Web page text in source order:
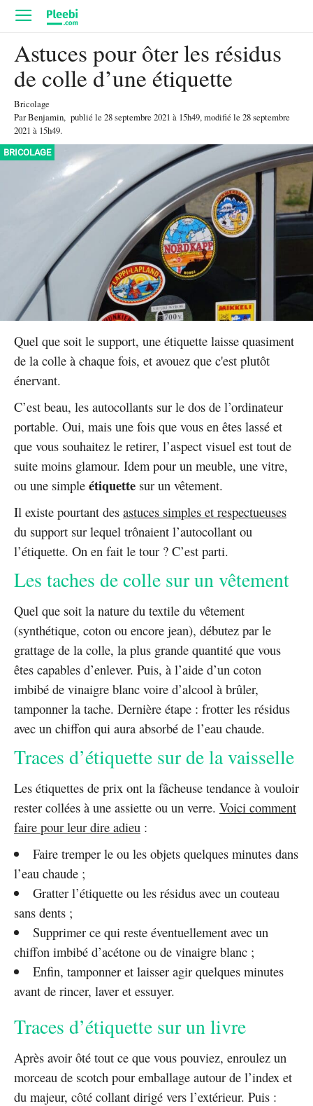
Astuces pour ôter les résidus
de colle d’une étiquette
Bricolage
ParBenjamin, publié le 28 septembre 2021 à 15h49, modifié le 28 septembre
2021 à 15h49.
BRICOLAGE
Quel que soit le support, une étiquette laisse quasiment
de la colle à chaque fois, et avouez que c'est plutôt
énervant.
C’est beau, les autocollants sur le dos de l’ordinateur
portable. Oui, mais une fois que vous en êtes lassé et
que vous souhaitez le retirer, l’aspect visuel est tout de
suite moins glamour. Idem pour un meuble, une vitre,
ou une simple étiquette sur un vêtement.
Il existe pourtant des astuces simples et respectueuses
du support sur lequel trônaient l’autocollant ou
l’étiquette. On en fait le tour ? C’est parti.
Les taches de colle sur un vêtement
Quel que soit la nature du textile du vêtement
(synthétique, coton ou encore jean), débutez par le
grattage de la colle, la plus grande quantité que vous
êtes capables d’enlever. Puis, à l’aide d’un coton
imbibé de vinaigre blanc voire d’alcool à brûler,
tamponner la tache. Dernière étape : frotter les résidus
avec un chiffon qui aura absorbé de l’eau chaude.
Traces d’étiquette sur de la vaisselle
Les étiquettes de prix ont la fâcheuse tendance à vouloir
rester collées à une assiette ou un verre. Voici comment
faire pour leur dire adieu :
Faire tremper le ou les objets quelques minutes dans
l’eau chaude ;
Gratter l’étiquette ou les résidus avec un couteau
sans dents ;
Supprimer ce qui reste éventuellement avec un
chiffon imbibé d’acétone ou de vinaigre blanc ;
Enfin, tamponner et laisser agir quelques minutes
avant de rincer, laver et essuyer.
Traces d’étiquette sur un livre
Après avoir ôté tout ce que vous pouviez, enroulez un
morceau de scotch pour emballage autour de l’index et
du majeur, côté collant dirigé vers l’extérieur. Puis :